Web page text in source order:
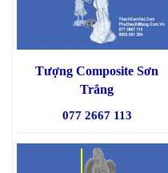
Tượng Composite Sơn
Trắng
077 2667 113